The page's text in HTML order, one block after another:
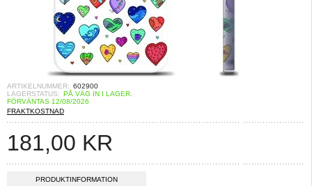
ARTIKELNUMMER: 602900
LAGERSTATUS: PÅ VÄG IN I LAGER.
FÖRVÄNTAS 12/08/2026
FRAKTKOSTNAD
181,00 KR
PRODUKTINFORMATION